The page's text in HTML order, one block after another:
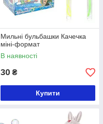
Мильні бульбашки Качечка
міні-формат
В наявності
30 ₴
Купити